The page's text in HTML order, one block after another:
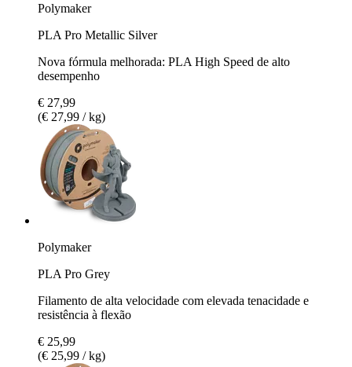
Polymaker
PLA Pro Metallic Silver
Nova fórmula melhorada: PLA High Speed de alto
desempenho
€ 27,99
(€ 27,99 / kg)
Polymaker
PLA Pro Grey
Filamento de alta velocidade com elevada tenacidade e
resistência à flexão
€ 25,99
(€ 25,99 / kg)